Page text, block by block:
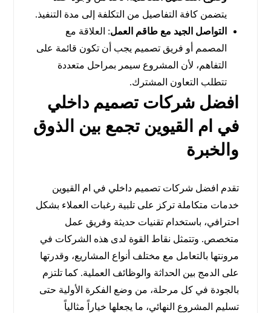
يتضمن كافة التفاصيل من التكلفة إلى مدة التنفيذ.
التواصل الجيد مع طاقم العمل: العلاقة مع
المصمم أو فريق تصميم يجب أن تكون قائمة على
التفاهم، لأن المشروع سيمر بمراحل متعددة
تتطلب التعاون المشترك.
افضل شركات تصميم داخلي
في ام القيوين تجمع بين الذوق
والخبرة
تقدم افضل شركات تصميم داخلي في ام القيوين
خدمات متكاملة تركز على تلبية رغبات العملاء بشكل
احترافي، باستخدام تقنيات حديثة وفريق عمل
متخصص. وتتمثل نقاط القوة لدى هذه الشركات في
مرونتها بالتعامل مع مختلف أنواع المشاريع، وقدرتها
على الدمج بين الحداثة والوظائف العملية. كما تلتزم
بالجودة في كل مرحلة، من وضع الفكرة الأولية حتى
تسليم المشروع النهائي، ما يجعلها خياراً مثالياً